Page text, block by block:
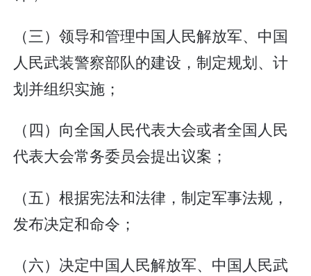
（三）领导和管理中国人民解放军、中国
人民武装警察部队的建设，制定规划、计
划并组织实施；
（四）向全国人民代表大会或者全国人民
代表大会常务委员会提出议案；
（五）根据宪法和法律，制定军事法规，
发布决定和命令；
（六）决定中国人民解放军、中国人民武